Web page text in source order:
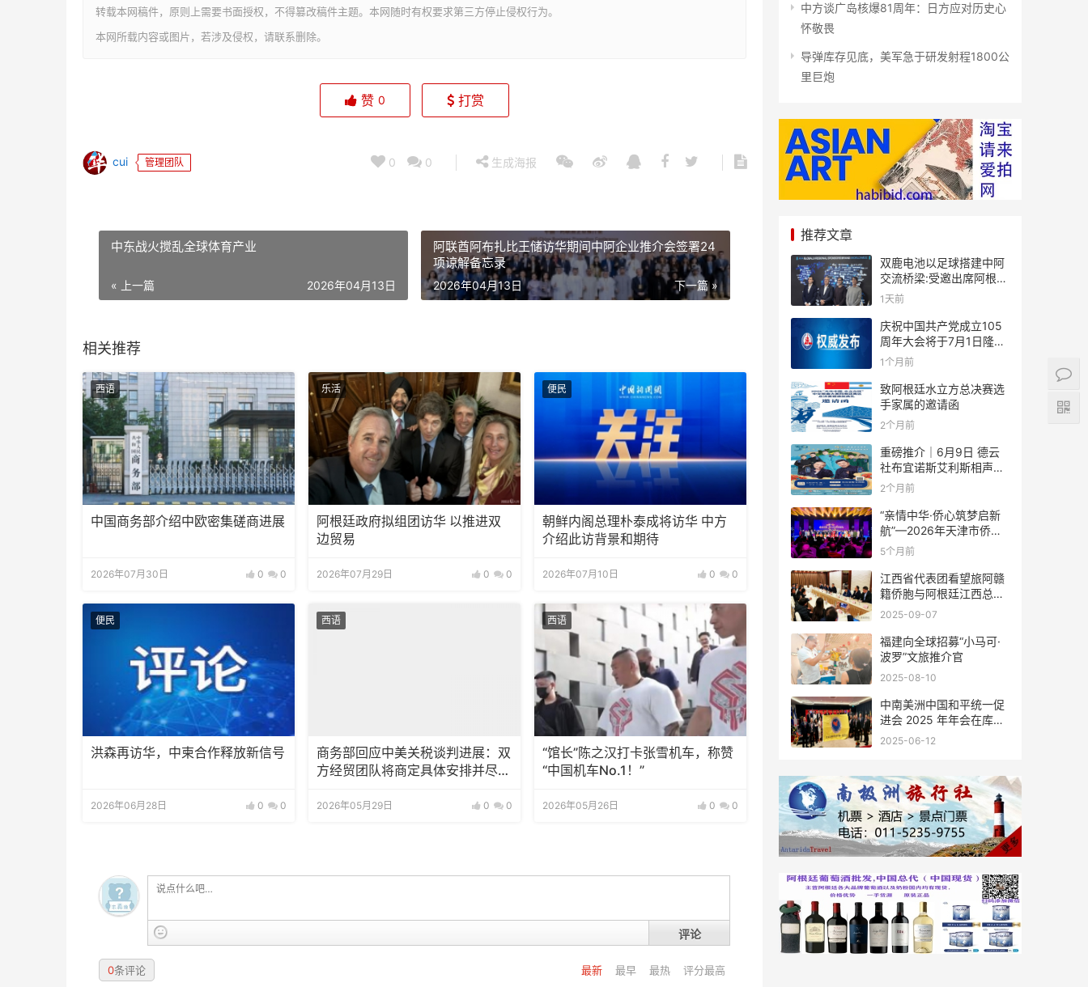
转载本网稿件，原则上需要书面授权，不得篡改稿件主题。本网随时有权要求第三方停止侵权行为。
本网所载内容或图片，若涉及侵权，请联系删除。
赞 0 打赏
cui 管理团队 0 0 生成海报
中东战火搅乱全球体育产业
« 上一篇 2026年04月13日
阿联酋阿布扎比王储访华期间中阿企业推介会签署24
项谅解备忘录
下一篇 »
2026年04月13日
相关推荐
西语
中国商务部介绍中欧密集磋商进展
2026年07月30日 0 0
乐活
阿根廷政府拟组团访华 以推进双
边贸易
2026年07月29日 0 0
便民
朝鲜内阁总理朴泰成将访华 中方
介绍此访背景和期待
2026年07月10日 0 0
便民
洪森再访华，中柬合作释放新信号
2026年06月28日 0 0
西语
商务部回应中美关税谈判进展：双
方经贸团队将商定具体安排并尽快
2026年05月29日 0 0
西语
“馆长”陈之汉打卡张雪机车，称赞
“中国机车No.1！”
2026年05月26日 0 0
评论
最新 最早 最热 评分最高
0条评论
中方谈广岛核爆81周年：日方应对历史心
怀敬畏
导弹库存见底，美军急于研发射程1800公
里巨炮
推荐文章
双鹿电池以足球搭建中阿
交流桥梁:受邀出席阿根廷
足协赞助商招待会！
1天前
庆祝中国共产党成立105
周年大会将于7月1日隆重
举行
1个月前
致阿根廷水立方总决赛选
手家属的邀请函
2个月前
重磅推介｜6月9日 德云
社布宜诺斯艾利斯相声专
场！国风曲艺邂逅南美风
结！
2个月前
“亲情中华·侨心筑梦启新
航”—2026年天津市侨界
新春联谊活动成功举办
5个月前
江西省代表团看望旅阿赣
籍侨胞与阿根廷江西总商
会座谈
2025-09-07
福建向全球招募“小马可·
波罗”文旅推介官
2025-08-10
中南美洲中国和平统一促
进会 2025 年年会在库拉
索圆满举行，共绘反“独”
2025-06-12